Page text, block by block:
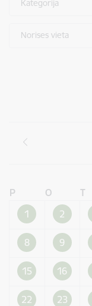
Kategorija
Norises vieta
P O T
1
2
8 9
15 16
22 23